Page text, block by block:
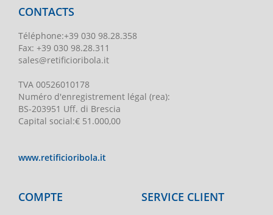
CONTACTS
Téléphone:+39 030 98.28.358
Fax: +39 030 98.28.311
sales@retificioribola.it
TVA 00526010178
Numéro d'enregistrement légal (rea):
BS-203951 Uff. di Brescia
Capital social:€ 51.000,00
www.retificioribola.it
COMPTE SERVICE CLIENT